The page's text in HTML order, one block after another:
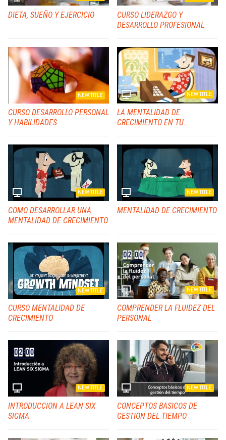
DIETA, SUEÑO Y EJERCICIO
CURSO LIDERAZGO Y
DESARROLLO PROFESIONAL
CURSO DESARROLLO PERSONAL
Y HABILIDADES
NEW TITLE
LA MENTALIDAD DE
CRECIMIENTO EN TU
NEW TITLE
COMO DESARROLLAR UNA
MENTALIDAD DE CRECIMIENTO
NEW TITLE
MENTALIDAD DE CRECIMIENTO
NEW TITLE
CURSO MENTALIDAD DE
CRECIMIENTO
NEW TITLE
COMPRENDER LA FLUIDEZ DEL
PERSONAL
NEW TITLE
INTRODUCCION A LEAN SIX
SIGMA
NEW TITLE
CONCEPTOS BASICOS DE
GESTION DEL TIEMPO
NEW TITLE